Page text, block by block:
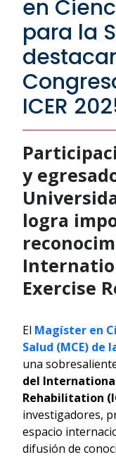
en
para la
ICER
y
logra
Exercise
El Magíster en
Salud (MCE) de
una
del
Rehabilitation
investigadores,
espacio
difusión de